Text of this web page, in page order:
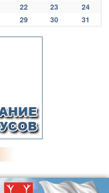
22 23
24
29 30 31